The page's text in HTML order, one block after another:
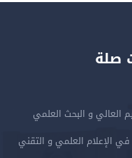
صلة
العالي و البحث العلمي
في الإعلام العلمي و التقني